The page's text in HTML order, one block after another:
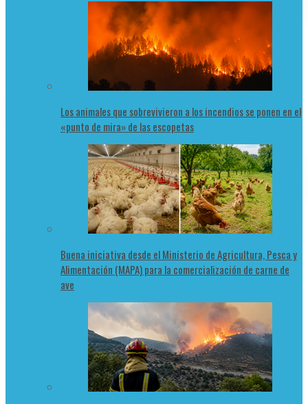
Los animales que sobrevivieron a los incendios se ponen en el
«punto de mira» de las escopetas
Buena iniciativa desde el Ministerio de Agricultura, Pesca y
Alimentación (MAPA) para la comercialización de carne de
ave